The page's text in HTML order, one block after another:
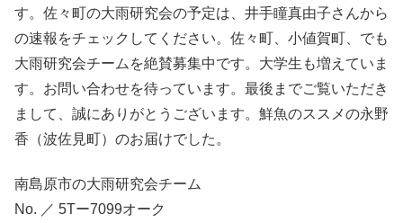
す。佐々町の大雨研究会の予定は、井手瞳真由子さんから
の速報をチェックしてください。佐々町、小値賀町、でも
大雨研究会チームを絶賛募集中です。大学生も増えていま
す。お問い合わせを待っています。最後までご覧いただき
まして、誠にありがとうございます。鮮魚のススメの永野
香（波佐見町）のお届けでした。
南島原市の大雨研究会チーム
No. ／ 5Tー7099オーク